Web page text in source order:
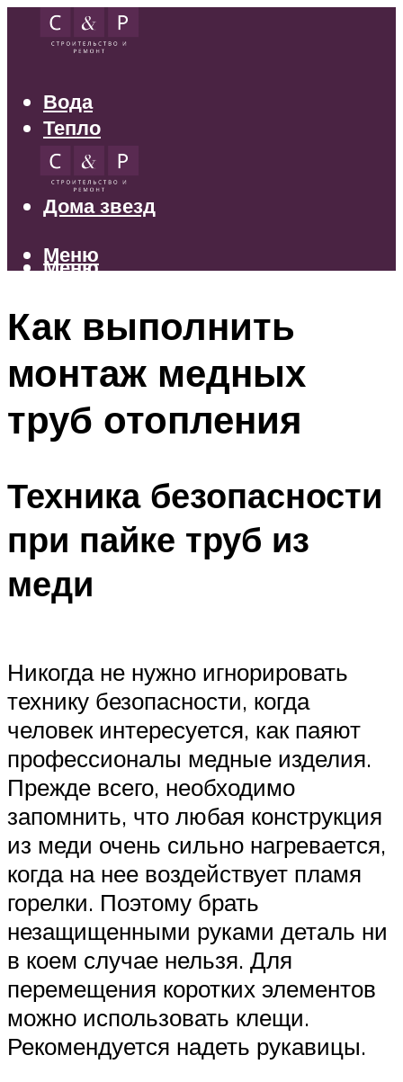
Вода
Тепло
Электрика
Свет
Дома звезд
Меню
Меню
Как выполнить
монтаж медных
труб отопления
Техника безопасности
при пайке труб из
меди
Никогда не нужно игнорировать
технику безопасности, когда
человек интересуется, как паяют
профессионалы медные изделия.
Прежде всего, необходимо
запомнить, что любая конструкция
из меди очень сильно нагревается,
когда на нее воздействует пламя
горелки. Поэтому брать
незащищенными руками деталь ни
в коем случае нельзя. Для
перемещения коротких элементов
можно использовать клещи.
Рекомендуется надеть рукавицы.